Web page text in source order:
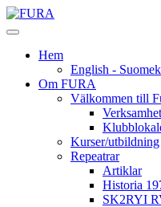
Hem
English -
Om FURA
Välkommen till
Kurser/utbildning
Repeatrar
Artiklar
Historia
SK2RYI